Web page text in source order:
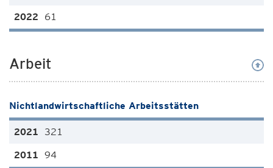
61
Arbeit
Nichtlandwirtschaftliche Arbeitsstätten
321
94